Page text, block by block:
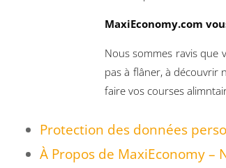
MaxiEconomy.com
Nous sommes ravis que
pas à flâner, à découvrir
faire vos courses
Protection des données
À Propos de MaxiEconomy –